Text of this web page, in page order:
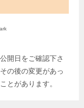
開日をご確認下さ
の後の変更があっ
とがあります。